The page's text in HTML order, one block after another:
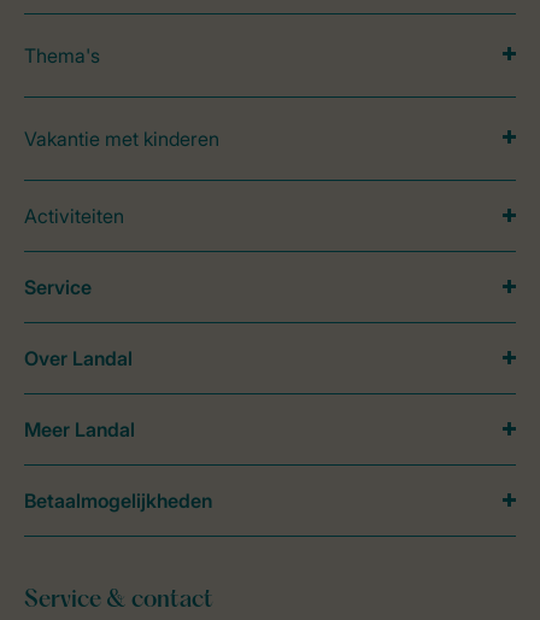
Thema's
Vakantie met kinderen
Activiteiten
Service & contact
Service
Over Landal
Meer Landal
Betaalmogelijkheden